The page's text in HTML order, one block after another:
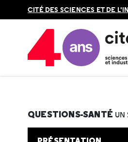
en
CITÉ DES SCIENCES ET DE
Accueil Au programme
QUESTIONS-SANTÉ UN